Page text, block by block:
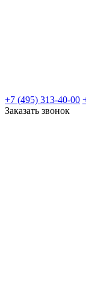
+7 (495) 313-40-00
Заказать звонок